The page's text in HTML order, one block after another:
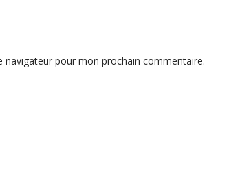
pour mon prochain commentaire.